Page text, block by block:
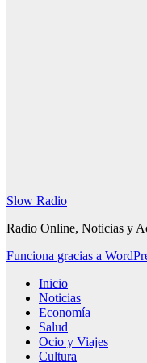
Slow Radio
Radio Online, Noticias y
Funciona gracias a
Inicio
Noticias
Economía
Salud
Ocio y Viajes
Cultura